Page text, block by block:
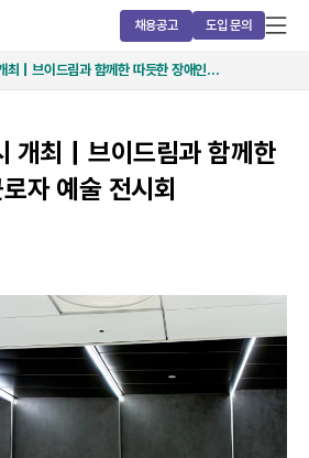
채용공고 도입 문의
최｜브이드림과 함께한 따듯한 장애인…
개최｜브이드림과 함께한
자 예술 전시회